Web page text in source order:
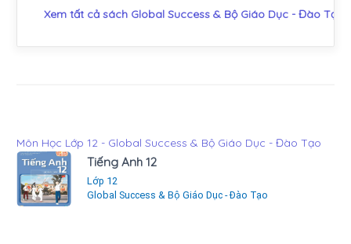
Xem tất cả sách Global Success & Bộ Giáo Dục - Đào Tạo
Môn Học Lớp 12 - Global Success & Bộ Giáo Dục - Đào Tạo
Tiếng Anh 12
Lớp 12
Global Success & Bộ Giáo Dục - Đào Tạo